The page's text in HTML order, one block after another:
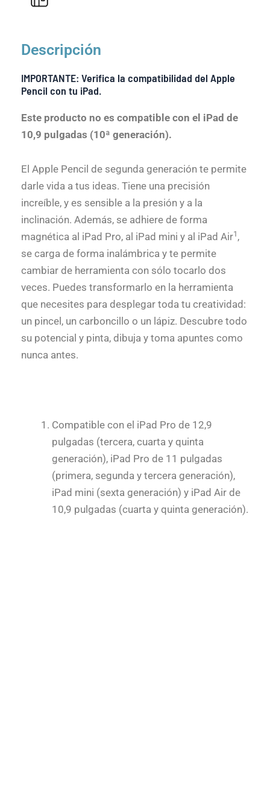
Descripción
IMPORTANTE: Verifica la compatibilidad del Apple
Pencil con tu iPad.
Este producto no es compatible con el iPad de
10,9 pulgadas (10ª generación).
El Apple Pencil de segunda generación te permite
darle vida a tus ideas. Tiene una precisión
increíble, y es sensible a la presión y a la
inclinación. Además, se adhiere de forma
magnética al iPad Pro, al iPad mini y al iPad Air1 ,
se carga de forma inalámbrica y te permite
cambiar de herramienta con sólo tocarlo dos
veces. Puedes transformarlo en la herramienta
que necesites para desplegar toda tu creatividad:
un pincel, un carboncillo o un lápiz. Descubre todo
su potencial y pinta, dibuja y toma apuntes como
nunca antes.
Compatible con el iPad Pro de 12,9
pulgadas (tercera, cuarta y quinta
generación), iPad Pro de 11 pulgadas
(primera, segunda y tercera generación),
iPad mini (sexta generación) y iPad Air de
10,9 pulgadas (cuarta y quinta generación).